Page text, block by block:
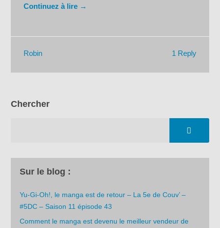
Continuez à lire →
1 Reply
Robin
Chercher
Sur le blog :
Yu-Gi-Oh!, le manga est de retour – La 5e de Couv’ –
#5DC – Saison 11 épisode 43
Comment le manga est devenu le meilleur vendeur de